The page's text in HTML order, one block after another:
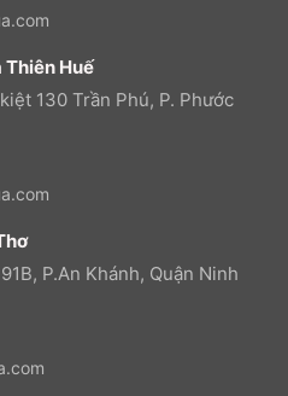
Huế
130 Trần Phú, P. Phước
P.An Khánh, Quận Ninh